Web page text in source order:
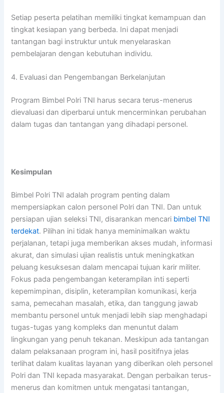
Setiap peserta pelatihan memiliki tingkat kemampuan dan
tingkat kesiapan yang berbeda. Ini dapat menjadi
tantangan bagi instruktur untuk menyelaraskan
pembelajaran dengan kebutuhan individu.
4. Evaluasi dan Pengembangan Berkelanjutan
Program Bimbel Polri TNI harus secara terus-menerus
dievaluasi dan diperbarui untuk mencerminkan perubahan
dalam tugas dan tantangan yang dihadapi personel.
Kesimpulan
Bimbel Polri TNI adalah program penting dalam
mempersiapkan calon personel Polri dan TNI. Dan untuk
persiapan ujian seleksi TNI, disarankan mencari bimbel TNI
terdekat. Pilihan ini tidak hanya meminimalkan waktu
perjalanan, tetapi juga memberikan akses mudah, informasi
akurat, dan simulasi ujian realistis untuk meningkatkan
peluang kesuksesan dalam mencapai tujuan karir militer.
Fokus pada pengembangan keterampilan inti seperti
kepemimpinan, disiplin, keterampilan komunikasi, kerja
sama, pemecahan masalah, etika, dan tanggung jawab
membantu personel untuk menjadi lebih siap menghadapi
tugas-tugas yang kompleks dan menuntut dalam
lingkungan yang penuh tekanan. Meskipun ada tantangan
dalam pelaksanaan program ini, hasil positifnya jelas
terlihat dalam kualitas layanan yang diberikan oleh personel
Polri dan TNI kepada masyarakat. Dengan perbaikan terus-
menerus dan komitmen untuk mengatasi tantangan,